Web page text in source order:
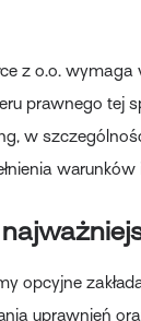
z o.o. wymaga
prawnego tej
w
opcyjne
uprawnień